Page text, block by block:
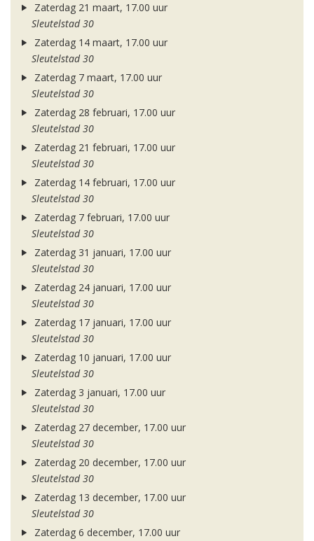
Zaterdag 21 maart, 17.00 uur
Sleutelstad 30
Zaterdag 14 maart, 17.00 uur
Sleutelstad 30
Zaterdag 7 maart, 17.00 uur
Sleutelstad 30
Zaterdag 28 februari, 17.00 uur
Sleutelstad 30
Zaterdag 21 februari, 17.00 uur
Sleutelstad 30
Zaterdag 14 februari, 17.00 uur
Sleutelstad 30
Zaterdag 7 februari, 17.00 uur
Sleutelstad 30
Zaterdag 31 januari, 17.00 uur
Sleutelstad 30
Zaterdag 24 januari, 17.00 uur
Sleutelstad 30
Zaterdag 17 januari, 17.00 uur
Sleutelstad 30
Zaterdag 10 januari, 17.00 uur
Sleutelstad 30
Zaterdag 3 januari, 17.00 uur
Sleutelstad 30
Zaterdag 27 december, 17.00 uur
Sleutelstad 30
Zaterdag 20 december, 17.00 uur
Sleutelstad 30
Zaterdag 13 december, 17.00 uur
Sleutelstad 30
Zaterdag 6 december, 17.00 uur